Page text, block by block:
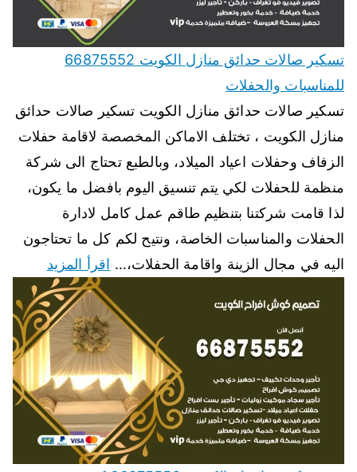
تسكير صالات حدائق منازل الكويت 66875552
للمناسبات والحفلات
تسكير صالات حدائق منازل الكويت تسكير صالات حدائق
منازل الكويت ، تختلف الاماكن المخصصة لاقامة حفلات
الزفاف وحفلات اعياد الميلاد، وبالطبع تحتاج الى شركة
منظمة للحفلات لكي يتم تنسيق اليوم بافضل ما يكون،
لذا قامت شركتنا بتنظيم طاقم عمل كامل لادارة
الحفلات والمناسبات الخاصة، ونتيح لكم كل ما تحتاجون
اليه في مجال الزينة واقامة الحفلات،… اقرأ المزيد